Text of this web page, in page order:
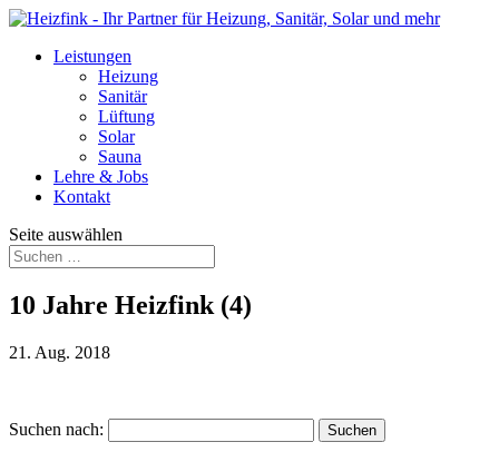
Leistungen
Heizung
Sanitär
Lüftung
Solar
Sauna
Lehre & Jobs
Kontakt
Seite auswählen
10 Jahre Heizfink (4)
21. Aug. 2018
Suchen nach: